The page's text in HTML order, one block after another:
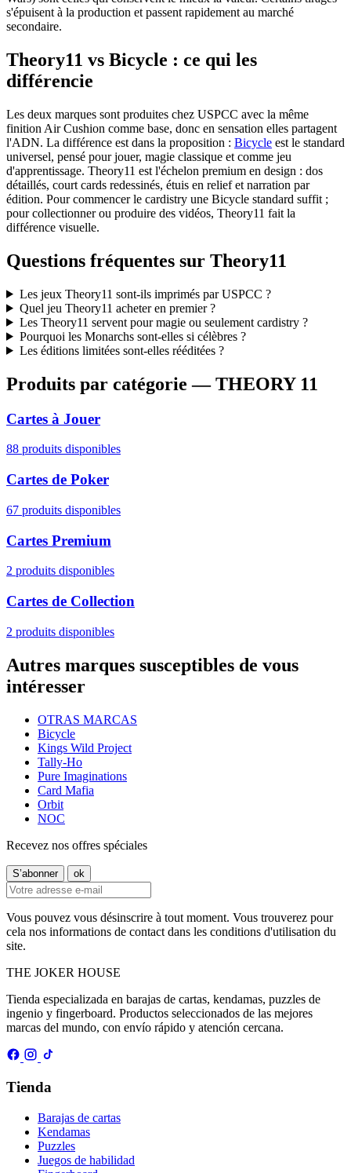
s'épuisent à la production et passent rapidement au marché
secondaire.
Theory11 vs Bicycle : ce qui les
différencie
Les deux marques sont produites chez USPCC avec la même
finition Air Cushion comme base, donc en sensation elles partagent
l'ADN. La différence est dans la proposition : Bicycle est le standard
universel, pensé pour jouer, magie classique et comme jeu
d'apprentissage. Theory11 est l'échelon premium en design : dos
détaillés, court cards redessinés, étuis en relief et narration par
édition. Pour commencer le cardistry une Bicycle standard suffit ;
pour collectionner ou produire des vidéos, Theory11 fait la
différence visuelle.
Questions fréquentes sur Theory11
Les jeux Theory11 sont-ils imprimés par USPCC ?
Quel jeu Theory11 acheter en premier ?
Les Theory11 servent pour magie ou seulement cardistry ?
Pourquoi les Monarchs sont-elles si célèbres ?
Les éditions limitées sont-elles rééditées ?
Produits par catégorie — THEORY 11
Cartes à Jouer
88 produits disponibles
Cartes de Poker
67 produits disponibles
Cartes Premium
2 produits disponibles
Cartes de Collection
2 produits disponibles
Autres marques susceptibles de vous
intéresser
OTRAS MARCAS
Bicycle
Kings Wild Project
Tally-Ho
Pure Imaginations
Card Mafia
Orbit
NOC
Recevez nos offres spéciales
Vous pouvez vous désinscrire à tout moment. Vous trouverez pour
cela nos informations de contact dans les conditions d'utilisation du
site.
THE JOKER HOUSE
Tienda especializada en barajas de cartas, kendamas, puzzles de
ingenio y fingerboard. Productos seleccionados de las mejores
marcas del mundo, con envío rápido y atención cercana.
Tienda
Barajas de cartas
Kendamas
Puzzles
Juegos de habilidad